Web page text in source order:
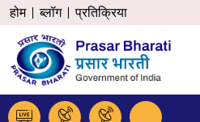
होम ब्लॉग प्रतिक्रिया